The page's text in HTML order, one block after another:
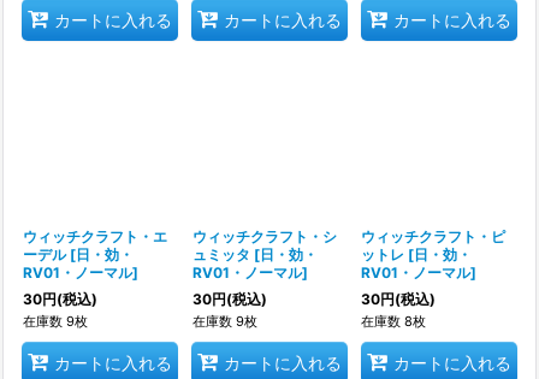
カートに入れる カートに入れる カートに入れる
ウィッチクラフト・エ
ーデル [日・効・
RV01・ノーマル]
30円(税込)
在庫数 9枚
カートに入れる
ウィッチクラフト・シ
ュミッタ [日・効・
RV01・ノーマル]
30円(税込)
在庫数 9枚
カートに入れる
ウィッチクラフト・ピ
ットレ [日・効・
RV01・ノーマル]
30円(税込)
在庫数 8枚
カートに入れる